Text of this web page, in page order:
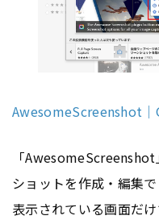
AwesomeScreenshot
「
ショットを作成・編集
表示されている画面だ